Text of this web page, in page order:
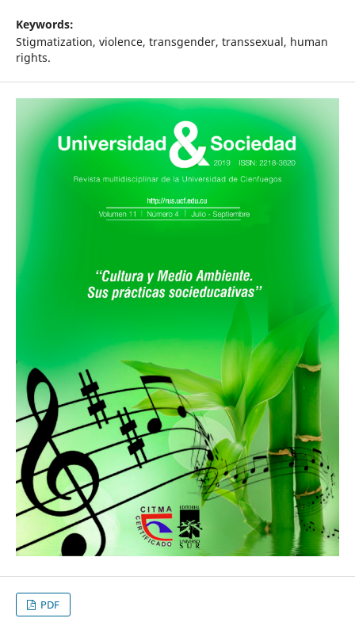
Keywords:
Stigmatization, violence, transgender, transsexual, human
rights.
PDF